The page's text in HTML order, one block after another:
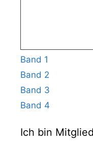
Band 1
Band 2
Band 3
Band 4
Ich bin